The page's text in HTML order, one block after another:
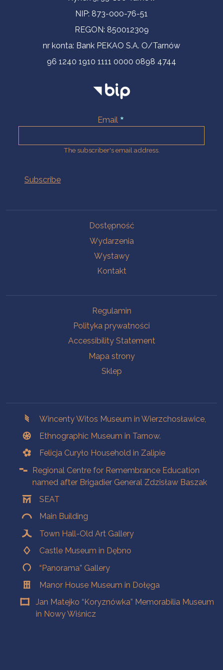
NIP: 873-000-76-51
REGON: 850012309
nr konta: Bank PEKAO S.A. O/Tarnów
96 1240 1910 1111 0000 0898 4744
Email
The subscriber's email address.
Dostępność
Wydarzenia
Wystawy
Kontakt
Regulamin
Polityka prywatności
Accessibility Statement
Mapa strony
Sklep
Wincenty Witos Museum in Wierzchosławice,
Ethnographic Museum in Tarnow.
Felicja Curyło Household in Zalipie
Regional Centre for Remembrance Education
named after Brigadier General Zdzisław Baszak
SEAT
Main Building
Town Hall-Old Art Gallery
Castle Museum in Dębno
“Panorama” Gallery
Manor House Museum in Dołęga
Jan Matejko “Koryznówka” Memorabilia Museum
in Nowy Wiśnicz